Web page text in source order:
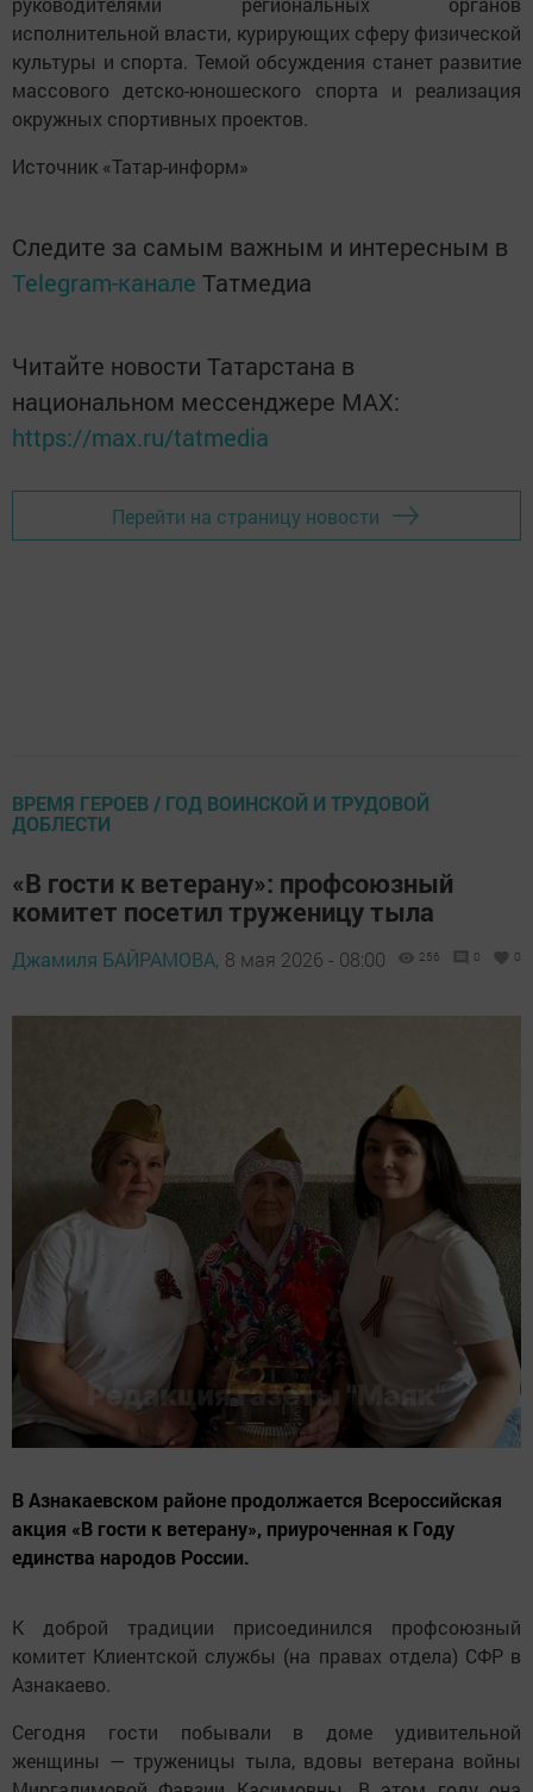
исполнительной власти, курирующих сферу физической
культуры и спорта. Темой обсуждения станет развитие
массового детско-юношеского спорта и реализация
окружных спортивных проектов.
Источник «Татар-информ»
Следите за самым важным и интересным в
Telegram-канале Татмедиа
Читайте новости Татарстана в
национальном мессенджере MАХ:
https://max.ru/tatmedia
Перейти на страницу новости
ВРЕМЯ ГЕРОЕВ / ГОД ВОИНСКОЙ И ТРУДОВОЙ
ДОБЛЕСТИ
«В гости к ветерану»: профсоюзный
комитет посетил труженицу тыла
Джамиля БАЙРАМОВА, 8 мая 2026 - 08:00 256 0 0
В Азнакаевском районе продолжается Всероссийская
акция «В гости к ветерану», приуроченная к Году
единства народов России.
К доброй традиции присоединился профсоюзный
комитет Клиентской службы (на правах отдела) СФР в
Азнакаево.
Сегодня гости побывали в доме удивительной
женщины — труженицы тыла, вдовы ветерана войны